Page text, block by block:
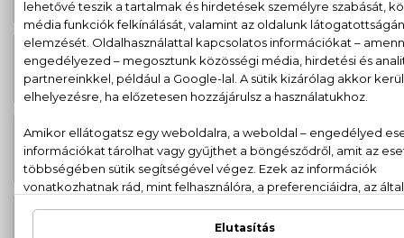
sós hajspray 200 ml
Echos Look Twister Cream
Göndörítő krém 225 ml
2.490 Ft
3.290 Ft
AKCIÓ
Echos Look Ultra Set Gel Extra erős
hajzselé 200 ml
1.890 Ft
2.790 Ft
AKCIÓ
Echos Look Volumaster